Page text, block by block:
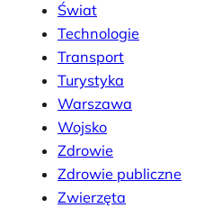
Świat
Technologie
Transport
Turystyka
Warszawa
Wojsko
Zdrowie
Zdrowie publiczne
Zwierzęta